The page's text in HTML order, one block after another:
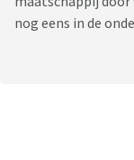
nog eens in de